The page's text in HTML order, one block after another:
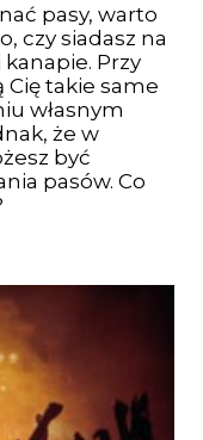
pasy, warto
czy siadasz na
Przy
takie same
własnym
że w
być
pasów. Co